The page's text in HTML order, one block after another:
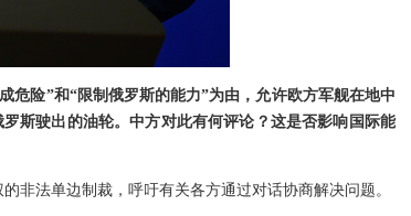
危险”和“限制俄罗斯的能力”为由，允许欧方军舰在地中
斯驶出的油轮。中方对此有何评论？这是否影响国际能
非法单边制裁，呼吁有关各方通过对话协商解决问题。